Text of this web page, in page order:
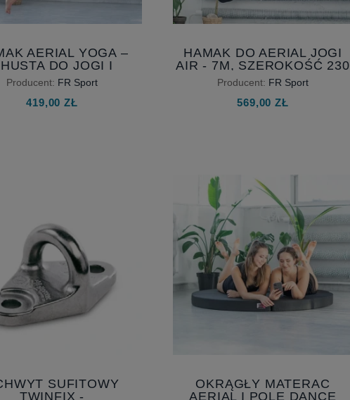
AERIAL YOGA –
DO JOGI I
4 M, NA
TAŚMACH
Producent: FR Sport
419,00 ZŁ
HAMAK DO AERIAL JOGI
AIR - 7M, SZEROKOŚĆ 230
CM - AKROBATYKA I JOGA
POWIETRZNA
Producent: FR Sport
569,00 ZŁ
SUFITOWY
TWINFIX -
OKRĄGŁY MATERAC
AERIAL I POLE DANCE